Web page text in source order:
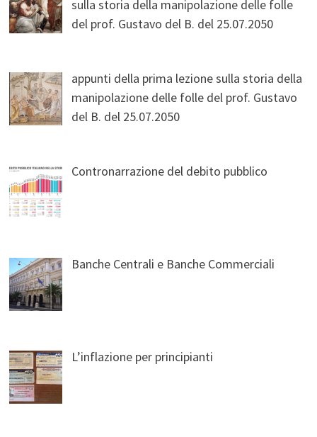
sulla storia della manipolazione delle folle
del prof. Gustavo del B. del 25.07.2050
appunti della prima lezione sulla storia della
manipolazione delle folle del prof. Gustavo
del B. del 25.07.2050
Contronarrazione del debito pubblico
Banche Centrali e Banche Commerciali
L’inflazione per principianti